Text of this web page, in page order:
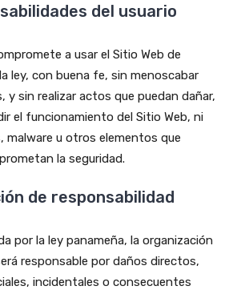
del usuario
a usar el Sitio Web de
ley, con buena fe, sin menoscabar
y sin realizar actos que puedan dañar,
el funcionamiento del Sitio Web, ni
malware u otros elementos que
la seguridad.
de responsabilidad
por la ley panameña, la organización
responsable por daños directos,
incidentales o consecuentes